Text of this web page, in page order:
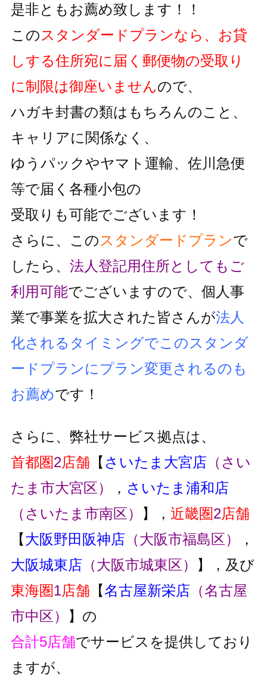
是非ともお薦め致します！！
この スタンダードプランなら、お貸
しする住所宛に届く郵便物の受取り
に制限は御座いませんので、
ハガキ封書の類はもちろんのこと、
キャリアに関係なく、
ゆうパックやヤマト運輸、佐川急便
等で届く各種小包の
受取りも可能でございます！
さらに、この スタンダードプランで
したら、 法人登記用住所としても ご
利用可能でございますので、個人事
業で事業を拡大された皆さんが法人
化されるタイミングでこのスタンダ
ードプランにプラン変更されるのも
お薦めです！
さらに、弊社サービス拠点は、
首都圏2店舗 【 さいたま大宮店 （さい
たま市大宮区）
， さいたま浦和店
（さいたま市南区）
】， 近畿圏2店舗
【大阪野田阪神店 （大阪市福島区）
，
大阪城東店 （大阪市城東区）
】，及び
東海圏1店舗 【名古屋新栄店 （名古屋
市中区）
】の
合計5店舗でサービスを提供しており
ますが、